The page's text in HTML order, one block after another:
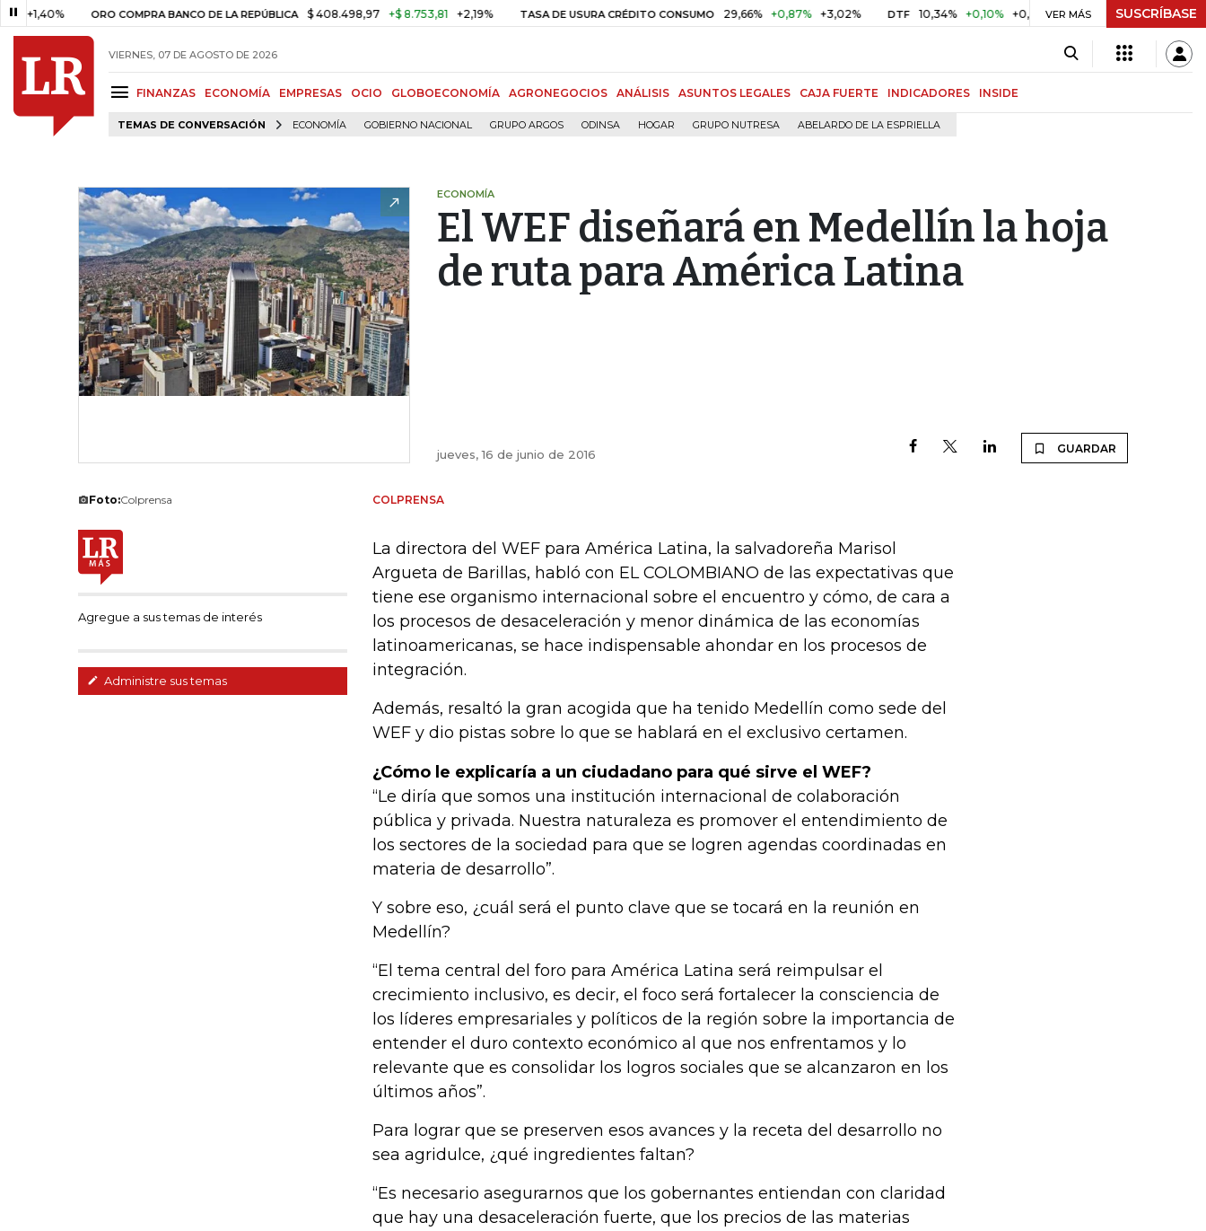
ORO COMPRA BANCO DE LA REPÚBLICA $ 408.498,97 +$ 8.753,81 +2,19% TASA DE USURA CRÉDITO CONSUMO 29,66% +0,87% +3,02% DTF 10,34% +0,10% +0,98% UVR $ 416,91 +$ 0,05 +0,01%
VER MÁS SUSCRÍBASE
VIERNES, 07 DE AGOSTO DE 2026
FINANZAS ECONOMÍA EMPRESAS OCIO GLOBOECONOMÍA AGRONEGOCIOS ANÁLISIS ASUNTOS LEGALES CAJA FUERTE INDICADORES INSIDE
TEMAS DE CONVERSACIÓN ECONOMÍA GOBIERNO NACIONAL GRUPO ARGOS ODINSA HOGAR GRUPO NUTRESA ABELARDO DE LA ESPRIELLA
ECONOMÍA
El WEF diseñará en Medellín la hoja
de ruta para América Latina
jueves, 16 de junio de 2016 GUARDAR
Foto:Colprensa
Agregue a sus temas de interés
Administre sus temas
COLPRENSA
La directora del WEF para América Latina, la salvadoreña Marisol
Argueta de Barillas, habló con EL COLOMBIANO de las expectativas que
tiene ese organismo internacional sobre el encuentro y cómo, de cara a
los procesos de desaceleración y menor dinámica de las economías
latinoamericanas, se hace indispensable ahondar en los procesos de
integración.
Además, resaltó la gran acogida que ha tenido Medellín como sede del
WEF y dio pistas sobre lo que se hablará en el exclusivo certamen.
¿Cómo le explicaría a un ciudadano para qué sirve el WEF?
“Le diría que somos una institución internacional de colaboración
pública y privada. Nuestra naturaleza es promover el entendimiento de
los sectores de la sociedad para que se logren agendas coordinadas en
materia de desarrollo”.
Y sobre eso, ¿cuál será el punto clave que se tocará en la reunión en
Medellín?
“El tema central del foro para América Latina será reimpulsar el
crecimiento inclusivo, es decir, el foco será fortalecer la consciencia de
los líderes empresariales y políticos de la región sobre la importancia de
entender el duro contexto económico al que nos enfrentamos y lo
relevante que es consolidar los logros sociales que se alcanzaron en los
últimos años”.
Para lograr que se preserven esos avances y la receta del desarrollo no
sea agridulce, ¿qué ingredientes faltan?
“Es necesario asegurarnos que los gobernantes entiendan con claridad
que hay una desaceleración fuerte, que los precios de las materias